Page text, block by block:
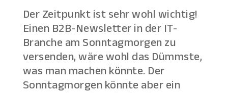
Der Zeitpunkt ist sehr wohl wichtig!
Einen B2B-Newsletter in der IT-
Branche am Sonntagmorgen zu
versenden, wäre wohl das Dümmste,
was man machen könnte. Der
Sonntagmorgen könnte aber ein